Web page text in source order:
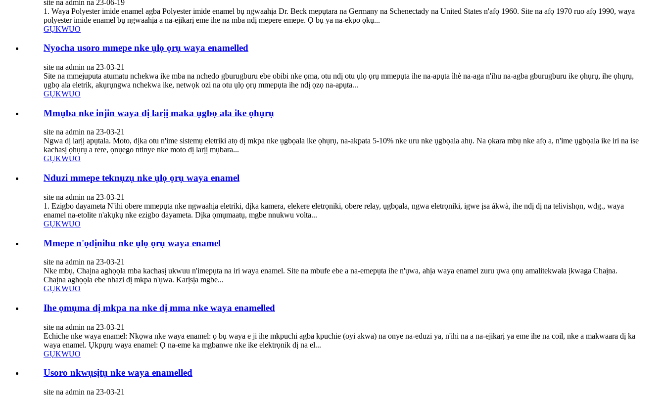
site na admin na 23-06-19
1. Waya Polyester imide enamel agba Polyester imide enamel bụ ngwaahịa Dr. Beck mepụtara na Germany na Schenectady na United States n'afọ 1960. Site na afọ 1970 ruo afọ 1990, waya
polyester imide enamel bụ ngwaahịa a na-ejikarị eme ihe na mba ndị mepere emepe. Ọ bụ ya na-ekpo ọkụ...
GỤKWUO
Nyocha usoro mmepe nke ụlọ ọrụ waya enamelled
site na admin na 23-03-21
Site na mmejuputa atumatu nchekwa ike mba na nchedo gburugburu ebe obibi nke ọma, otu ndị otu ụlọ ọrụ mmepụta ihe na-apụta ìhè na-aga n'ihu na-agba gburugburu ike ọhụrụ, ihe ọhụrụ,
ụgbọ ala eletrik, akụrụngwa nchekwa ike, netwọk ozi na otu ụlọ ọrụ mmepụta ihe ndị ọzọ na-apụta...
GỤKWUO
Mmụba nke injin waya dị larịị maka ụgbọ ala ike ọhụrụ
site na admin na 23-03-21
Ngwa dị larịị apụtala. Moto, dịka otu n'ime sistemụ eletriki atọ dị mkpa nke ụgbọala ike ọhụrụ, na-akpata 5-10% nke uru nke ụgbọala ahụ. Na ọkara mbụ nke afọ a, n'ime ụgbọala ike iri na ise
kachasị ọhụrụ a rere, ọnụego ntinye nke moto dị larịị mụbara...
GỤKWUO
Nduzi mmepe teknụzụ nke ụlọ ọrụ waya enamel
site na admin na 23-03-21
1. Ezigbo dayameta N'ihi obere mmepụta nke ngwaahịa eletriki, dịka kamera, elekere eletrọniki, obere relay, ụgbọala, ngwa eletrọniki, igwe ịsa ákwà, ihe ndị dị na telivishọn, wdg., waya
enamel na-etolite n'akụkụ nke ezigbo dayameta. Dịka ọmụmaatụ, mgbe nnukwu volta...
GỤKWUO
Mmepe n'ọdịnihu nke ụlọ ọrụ waya enamel
site na admin na 23-03-21
Nke mbụ, Chaịna aghọọla mba kachasị ukwuu n'imepụta na iri waya enamel. Site na mbufe ebe a na-emepụta ihe n'ụwa, ahịa waya enamel zuru ụwa ọnụ amalitekwala ịkwaga Chaịna.
Chaịna aghọọla ebe nhazi dị mkpa n'ụwa. Karịsịa mgbe...
GỤKWUO
Ihe ọmụma dị mkpa na nke dị mma nke waya enamelled
site na admin na 23-03-21
Echiche nke waya enamel: Nkọwa nke waya enamel: ọ bụ waya e ji ihe mkpuchi agba kpuchie (oyi akwa) na onye na-eduzi ya, n'ihi na a na-ejikarị ya eme ihe na coil, nke a makwaara dị ka
waya enamel. Ụkpụrụ waya enamel: Ọ na-eme ka mgbanwe nke ike elektrọnik dị na el...
GỤKWUO
Usoro nkwụsịtụ nke waya enamelled
site na admin na 23-03-21